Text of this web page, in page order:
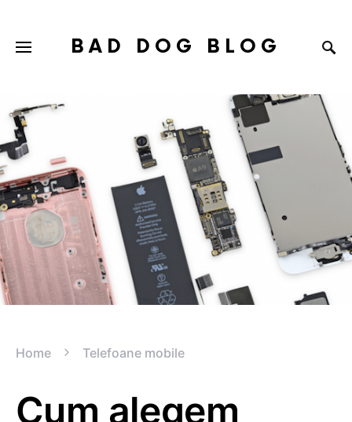
BAD DOG BLOG
Home Telefoane mobile
Cum alegem